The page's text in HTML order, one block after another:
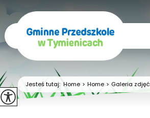
Jesteś tutaj:Home > Home > Galeria zdjęć